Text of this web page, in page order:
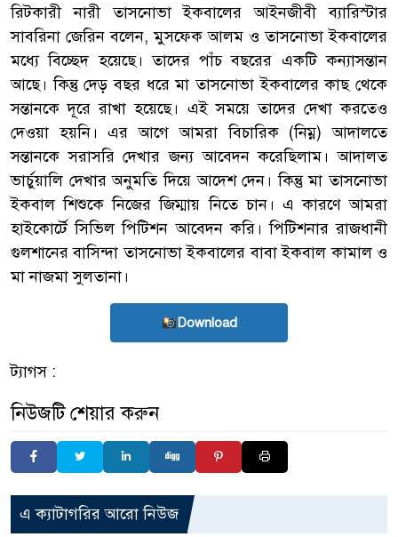
রিটকারী নারী তাসনোভা ইকবালের আইনজীবী ব্যারিস্টার
সাবরিনা জেরিন বলেন, মুসফেক আলম ও তাসনোভা ইকবালের
মধ্যে বিচ্ছেদ হয়েছে। তাদের পাঁচ বছরের একটি কন্যাসন্তান
আছে। কিন্তু দেড় বছর ধরে মা তাসনোভা ইকবালের কাছ থেকে
সন্তানকে দূরে রাখা হয়েছে। এই সময়ে তাদের দেখা করতেও
দেওয়া হয়নি। এর আগে আমরা বিচারিক (নিম্ন) আদালতে
সন্তানকে সরাসরি দেখার জন্য আবেদন করেছিলাম। আদালত
ভার্চুয়ালি দেখার অনুমতি দিয়ে আদেশ দেন। কিন্তু মা তাসনোভা
ইকবাল শিশুকে নিজের জিম্মায় নিতে চান। এ কারণে আমরা
হাইকোর্টে সিভিল পিটিশন আবেদন করি। পিটিশনার রাজধানী
গুলশানের বাসিন্দা তাসনোভা ইকবালের বাবা ইকবাল কামাল ও
মা নাজমা সুলতানা।
Download
ট্যাগস :
নিউজটি শেয়ার করুন
এ ক্যাটাগরির আরো নিউজ